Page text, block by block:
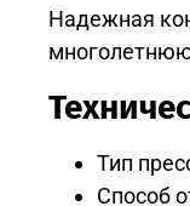
Надежная
многолетнюю
Тип
Способ